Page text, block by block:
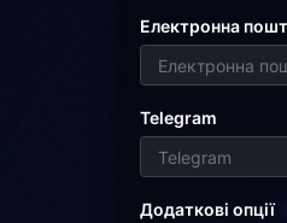
Електронна
Telegram
Додаткові опції